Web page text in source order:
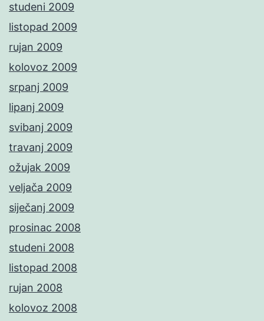
studeni 2009
listopad 2009
rujan 2009
kolovoz 2009
srpanj 2009
lipanj 2009
svibanj 2009
travanj 2009
ožujak 2009
veljača 2009
siječanj 2009
prosinac 2008
studeni 2008
listopad 2008
rujan 2008
kolovoz 2008